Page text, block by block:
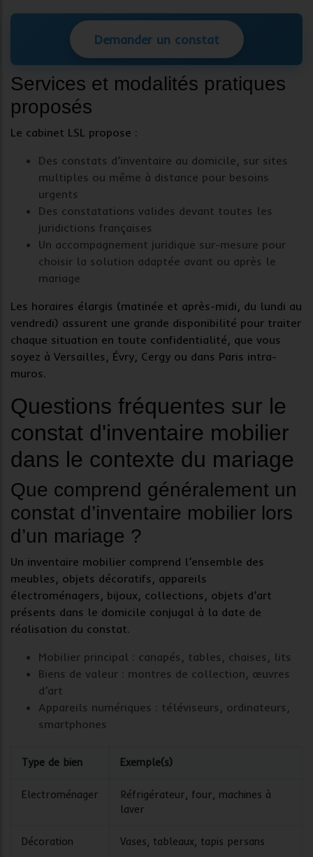
Demander un constat
Services et modalités pratiques
proposés
Le cabinet LSL propose :
Des constats d’inventaire au domicile, sur sites
multiples ou même à distance pour besoins
urgents
Des constatations valides devant toutes les
juridictions françaises
Un accompagnement juridique sur-mesure pour
choisir la solution adaptée avant ou après le
mariage
Les horaires élargis (matinée et après-midi, du lundi au
vendredi) assurent une grande disponibilité pour traiter
chaque situation en toute confidentialité, que vous
soyez à Versailles, Évry, Cergy ou dans Paris intra-
muros.
Questions fréquentes sur le
constat d'inventaire mobilier
dans le contexte du mariage
Que comprend généralement un
constat d’inventaire mobilier lors
d’un mariage ?
Un inventaire mobilier comprend l’ensemble des
meubles, objets décoratifs, appareils
électroménagers, bijoux, collections, objets d’art
présents dans le domicile conjugal à la date de
réalisation du constat.
Mobilier principal : canapés, tables, chaises, lits
Biens de valeur : montres de collection, œuvres
d’art
Appareils numériques : téléviseurs, ordinateurs,
smartphones
Type de bien Exemple(s)
Electroménager
Réfrigérateur, four, machines à
laver
Décoration Vases, tableaux, tapis persans